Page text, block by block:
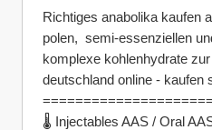
Richtiges anabolika kaufen
polen,  semi-essenziellen
komplexe kohlenhydrate
deutschland online - kaufen
=====================
🌡 Injectables AAS / Oral